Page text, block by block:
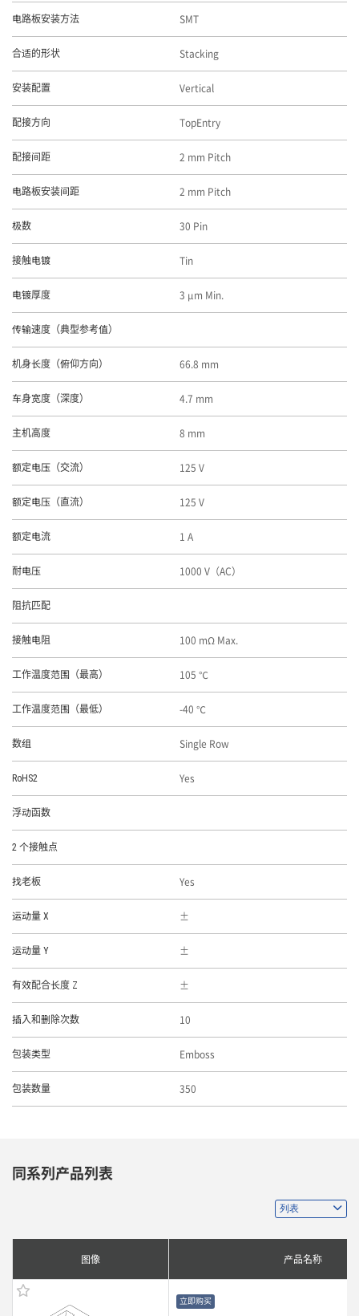
电路板安装方法 SMT
合适的形状 Stacking
安装配置 Vertical
配接方向 TopEntry
配接间距 2 mm Pitch
电路板安装间距 2 mm Pitch
极数 30 Pin
接触电镀 Tin
电镀厚度 3 μm Min.
传输速度（典型参考值）
机身长度（俯仰方向） 66.8 mm
车身宽度（深度） 4.7 mm
主机高度 8 mm
额定电压（交流） 125 V
额定电压（直流） 125 V
额定电流 1 A
耐电压 1000 V（AC）
阻抗匹配
接触电阻 100 mΩ Max.
工作温度范围（最高） 105 ℃
工作温度范围（最低） -40 ℃
数组 Single Row
RoHS2 Yes
浮动函数
2 个接触点
找老板 Yes
运动量 X
运动量 Y
有效配合长度 Z
插入和删除次数 10
包装类型 Emboss
包装数量 350
同系列产品列表
图像 产品名称
立即购买